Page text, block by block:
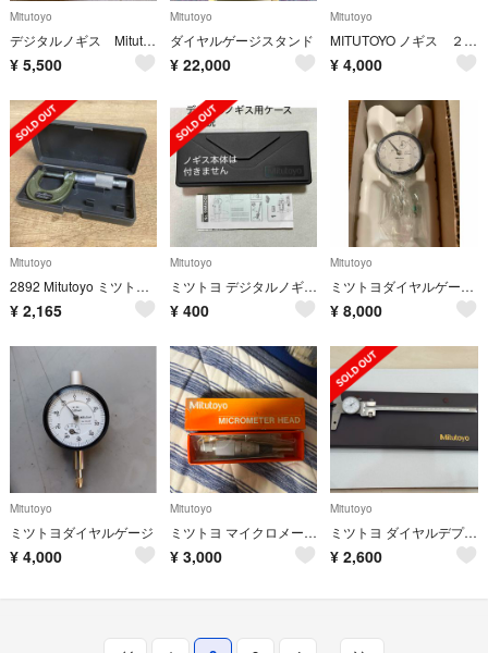
Mitutoyo
デジタルノギス Mitutoyo DIGIMATIC CALIPER・工具
¥ 5,500
Mitutoyo
ダイヤルゲージスタンド
¥ 22,000
Mitutoyo
MITUTOYO ノギス ２本 1500mm 1本と200mm 1本
¥ 4,000
Mitutoyo
2892 Mitutoyo ミツトヨ マイクロメーター 0-25mm 測定/M1
¥ 2,165
Mitutoyo
ミツトヨ デジタルノギス 150mm CD-15AXR用 ケースと取説のみ
¥ 400
Mitutoyo
ミツトヨダイヤルゲージ 新品
¥ 8,000
Mitutoyo
ミツトヨダイヤルゲージ
¥ 4,000
Mitutoyo
ミツトヨ マイクロメータヘッド 150-192 MHN1-25
¥ 3,000
Mitutoyo
ミツトヨ ダイヤルデプスゲージ 200mm
¥ 2,600